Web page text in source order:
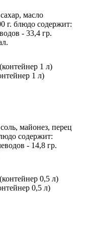
масло
г. блюдо содержит:
- 33,4 гр.
1 л)
майонез, перец
содержит:
- 14,8 гр.
0,5 л)